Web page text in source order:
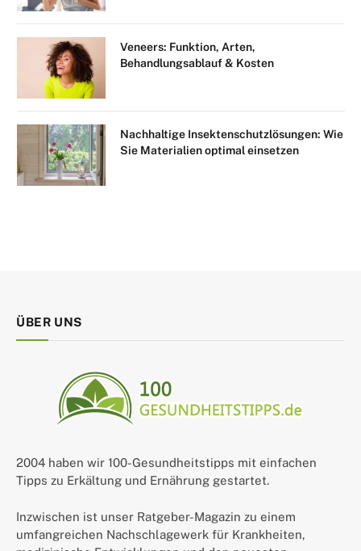
Veneers: Funktion, Arten,
Behandlungsablauf & Kosten
Nachhaltige Insektenschutzlösungen: Wie
Sie Materialien optimal einsetzen
ÜBER UNS
2004 haben wir 100-Gesundheitstipps mit einfachen
Tipps zu Erkältung und Ernährung gestartet.
Inzwischen ist unser Ratgeber-Magazin zu einem
umfangreichen Nachschlagewerk für Krankheiten,